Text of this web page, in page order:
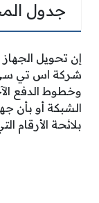
جدول
إن تحويل
شركة اس تي
وخطوط الدفع
الشبكة أو بأن
بلائحة الأرقام